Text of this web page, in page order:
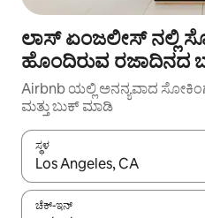
ಲಾಸ್ ಏಂಜಲೀಸ್ ನಲ್ಲಿ
ಹೊಂದಿರುವ ರಜಾದಿನದ
Airbnb ಯಲ್ಲಿ ಅನನ್ಯವಾದ
ಮತ್ತು ಬುಕ್ ಮಾಡಿ
ಸ್ಥಳ
ಫಲಿತಾಂಶಗಳು ಲಭ್ಯವಿರುವಾಗ, ಅಪ್
ಚೆಕ್-ಇನ್